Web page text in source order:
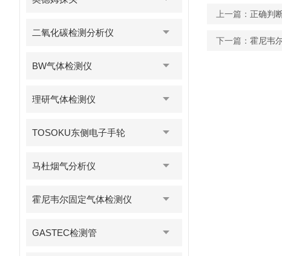
二氧化碳检测分析仪
BW气体检测仪
理研气体检测仪
TOSOKU东侧电子手轮
马杜烟气分析仪
霍尼韦尔固定气体检测仪
GASTEC检测管
上一篇： 正确判
下一篇： 霍尼韦